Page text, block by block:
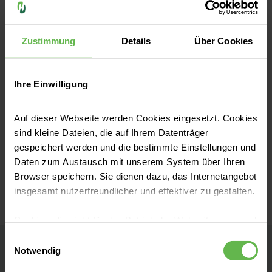
Zustimmung Details Über Cookies
Ihre Einwilligung
Auf dieser Webseite werden Cookies eingesetzt. Cookies
sind kleine Dateien, die auf Ihrem Datenträger
gespeichert werden und die bestimmte Einstellungen und
Daten zum Austausch mit unserem System über Ihren
Browser speichern. Sie dienen dazu, das Internetangebot
insgesamt nutzerfreundlicher und effektiver zu gestalten.
eingesetzt werden.
Notwendig
Mehr erfahren
Ihre Meinung zählt
Geben Sie uns sehr gerne eine
Mehr erfahren
Helios Klinikum Bad Saarow